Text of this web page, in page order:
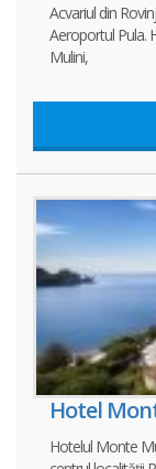
Acvariul din
Aeroportul Pula.
Mulini,
Hotel
Hotelul Monte